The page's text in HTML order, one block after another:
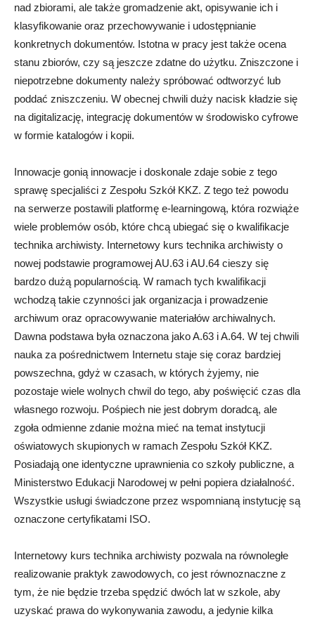
nad zbiorami, ale także gromadzenie akt, opisywanie ich i
klasyfikowanie oraz przechowywanie i udostępnianie
konkretnych dokumentów. Istotna w pracy jest także ocena
stanu zbiorów, czy są jeszcze zdatne do użytku. Zniszczone i
niepotrzebne dokumenty należy spróbować odtworzyć lub
poddać zniszczeniu. W obecnej chwili duży nacisk kładzie się
na digitalizację, integrację dokumentów w środowisko cyfrowe
w formie katalogów i kopii.
Innowacje gonią innowacje i doskonale zdaje sobie z tego
sprawę specjaliści z Zespołu Szkół KKZ. Z tego też powodu
na serwerze postawili platformę e-learningową, która rozwiąże
wiele problemów osób, które chcą ubiegać się o kwalifikacje
technika archiwisty. Internetowy kurs technika archiwisty o
nowej podstawie programowej AU.63 i AU.64 cieszy się
bardzo dużą popularnością. W ramach tych kwalifikacji
wchodzą takie czynności jak organizacja i prowadzenie
archiwum oraz opracowywanie materiałów archiwalnych.
Dawna podstawa była oznaczona jako A.63 i A.64. W tej chwili
nauka za pośrednictwem Internetu staje się coraz bardziej
powszechna, gdyż w czasach, w których żyjemy, nie
pozostaje wiele wolnych chwil do tego, aby poświęcić czas dla
własnego rozwoju. Pośpiech nie jest dobrym doradcą, ale
zgoła odmienne zdanie można mieć na temat instytucji
oświatowych skupionych w ramach Zespołu Szkół KKZ.
Posiadają one identyczne uprawnienia co szkoły publiczne, a
Ministerstwo Edukacji Narodowej w pełni popiera działalność.
Wszystkie usługi świadczone przez wspomnianą instytucję są
oznaczone certyfikatami ISO.
Internetowy kurs technika archiwisty pozwala na równoległe
realizowanie praktyk zawodowych, co jest równoznaczne z
tym, że nie będzie trzeba spędzić dwóch lat w szkole, aby
uzyskać prawa do wykonywania zawodu, a jedynie kilka